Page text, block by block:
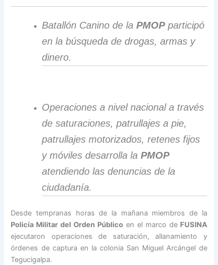
Batallón Canino de laPMOPparticipó
en la búsqueda de drogas, armas y
dinero.
Operaciones a nivel nacional a través
de saturaciones, patrullajes a pie,
patrullajes motorizados, retenes fijos
y móviles desarrolla laPMOP
atendiendo las denuncias de la
ciudadanía.
Desde tempranas horas de la mañana miembros de la
Policía Militar del Orden Público en el marco deFUSINA
ejecutaron operaciones de saturación, allanamiento y
órdenes de captura en la colonia San Miguel Arcángel de
Tegucigalpa.